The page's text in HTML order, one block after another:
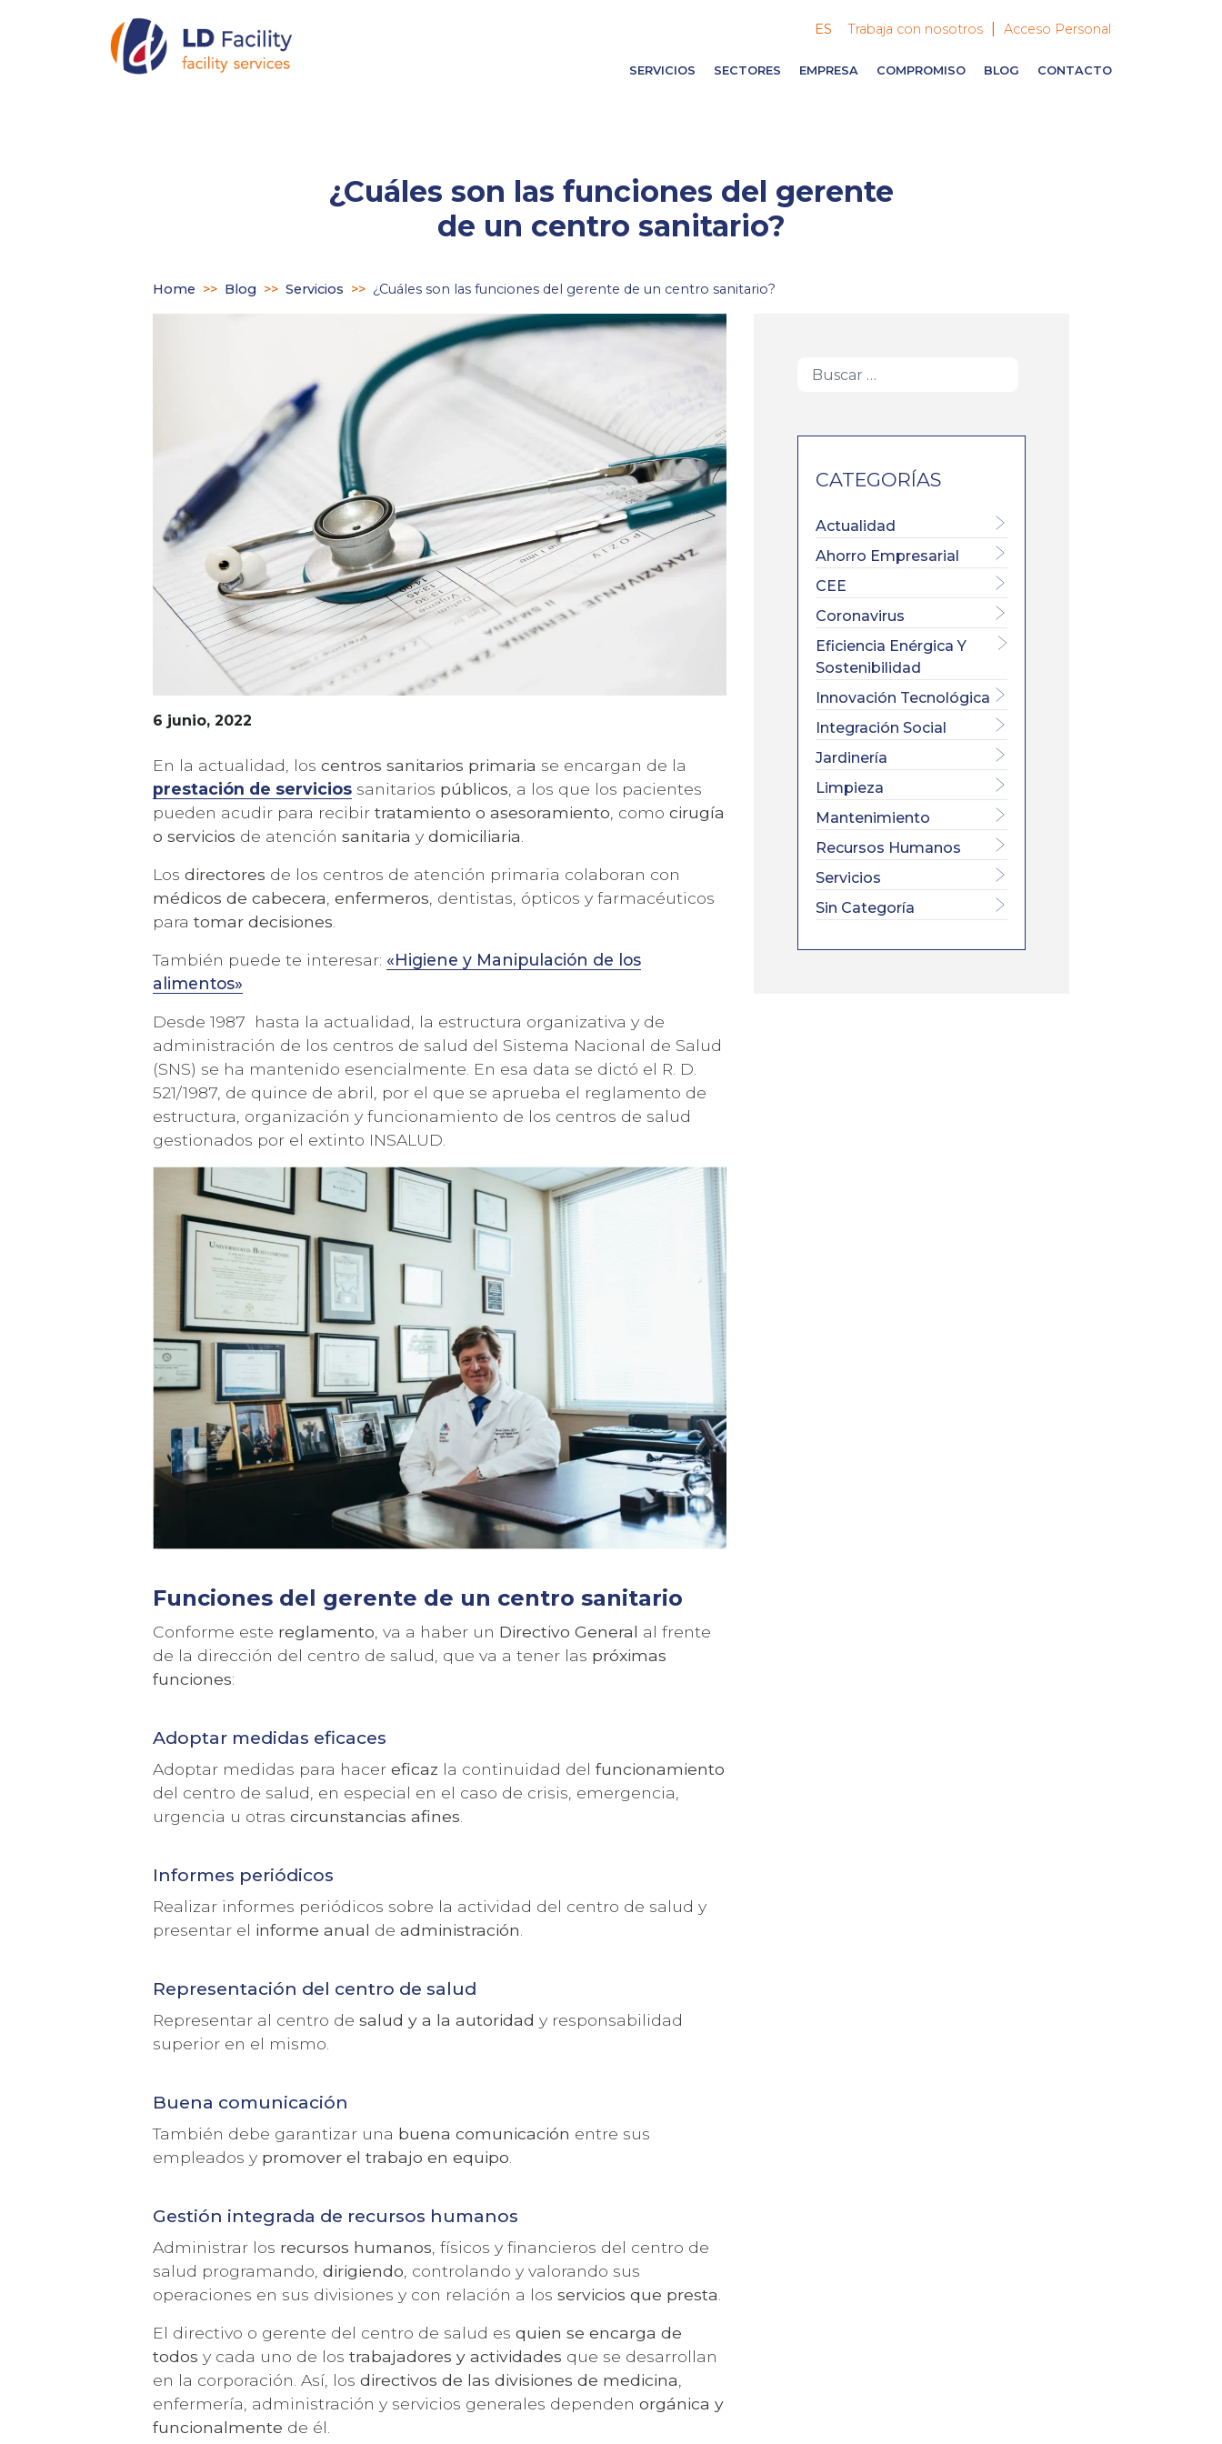
ES Trabaja con nosotros Acceso Personal
SERVICIOS SECTORES EMPRESA COMPROMISO BLOG CONTACTO
¿Cuáles son las funciones del gerente
de un centro sanitario?
Home >> Blog >> Servicios >> ¿Cuáles son las funciones del gerente de un centro sanitario?
6 junio, 2022
En la actualidad, loscentros sanitarios primaria se encargan de la
prestación de servicios sanitarios públicos, a los que los pacientes
pueden acudir para recibirtratamiento o asesoramiento, comocirugía
o servicios de atenciónsanitaria ydomiciliaria.
Losdirectores de los centros de atención primaria colaboran con
médicos de cabecera,enfermeros, dentistas, ópticos y farmacéuticos
paratomar decisiones.
También puede te interesar: «Higiene y Manipulación de los
alimentos»
Desde 1987 hasta la actualidad, la estructura organizativa y de
administración de los centros de salud del Sistema Nacional de Salud
(SNS) se ha mantenido esencialmente. En esa data se dictó el R. D.
521/1987, de quince de abril, por el que se aprueba el reglamento de
estructura, organización y funcionamiento de los centros de salud
gestionados por el extinto INSALUD.
Funciones del gerente de un centro sanitario
Conforme este reglamento , va a haber un Directivo General al frente
de la dirección del centro de salud, que va a tener las próximas
funciones:
Adoptar medidas eficaces
Adoptar medidas para hacereficaz la continuidad delfuncionamiento
del centro de salud, en especial en el caso de crisis, emergencia,
urgencia u otrascircunstancias afines
Informes periódicos
Realizar informes periódicos sobre la actividad del centro de salud y
presentar el informe anual deadministración
Representación del centro de salud
Representar al centro desalud y a la autoridad y responsabilidad
superior en el mismo.
Buena comunicación
También debe garantizar una buena comunicación entre sus
empleados y promover el trabajo en equipo
Gestión integrada de recursos humanos
Administrar los recursos humanos , físicos y financieros del centro de
salud programando,dirigiendo , controlando y valorando sus
operaciones en sus divisiones y con relación a losservicios que presta
El directivo o gerente del centro de salud esquien se encarga de
todos y cada uno de lostrabajadores y actividades que se desarrollan
en la corporación. Así, losdirectivos de las divisiones de medicina
enfermería, administración y servicios generales dependenorgánica y
funcionalmente de él.
CATEGORÍAS
Actualidad
Ahorro Empresarial
CEE
Coronavirus
Eficiencia Enérgica Y
Sostenibilidad
Innovación Tecnológica
Integración Social
Jardinería
Limpieza
Mantenimiento
Recursos Humanos
Servicios
Sin Categoría
ÚNETE A NUESTRA NEWSLETTER
RECIBE LAS ÚLTIMAS NOVEDADES DEL SECTOR
política de privacidad